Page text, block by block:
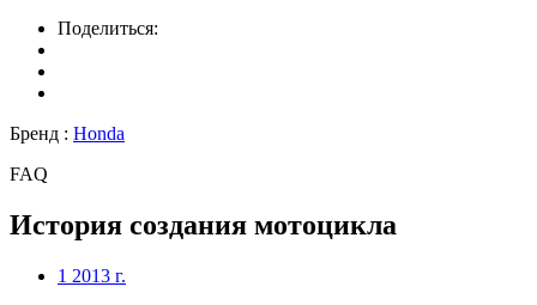
Поделиться:
Бренд : Honda
FAQ
История создания мотоцикла
1 2013 г.